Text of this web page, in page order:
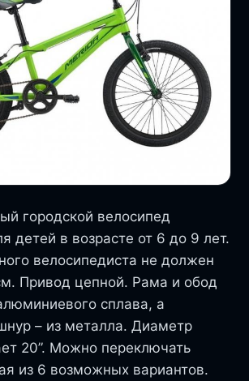
городской велосипед
детей в возрасте от 6 до 9 лет.
велосипедиста не должен
Привод цепной. Рама и обод
сплава, а
– из металла. Диаметр
20”. Можно переключать
из 6 возможных вариантов.